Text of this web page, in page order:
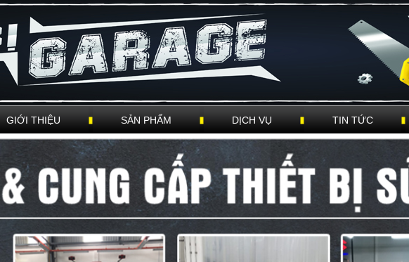
GIỚI THIỆU SẢN PHẨM DỊCH VỤ TIN TỨC